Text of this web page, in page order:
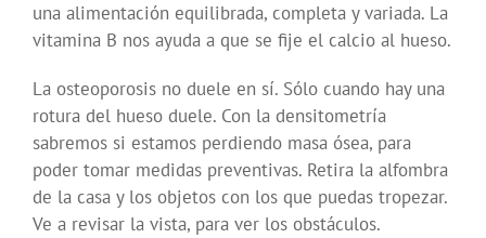
una alimentación equilibrada, completa y variada. La
vitamina B nos ayuda a que se fije el calcio al hueso.
La osteoporosis no duele en sí. Sólo cuando hay una
rotura del hueso duele. Con la densitometría
sabremos si estamos perdiendo masa ósea, para
poder tomar medidas preventivas. Retira la alfombra
de la casa y los objetos con los que puedas tropezar.
Ve a revisar la vista, para ver los obstáculos.